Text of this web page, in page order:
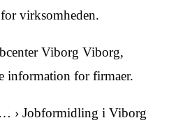
virksomheden.
Viborg Viborg,
information for firmaer.
› Jobformidling i Viborg